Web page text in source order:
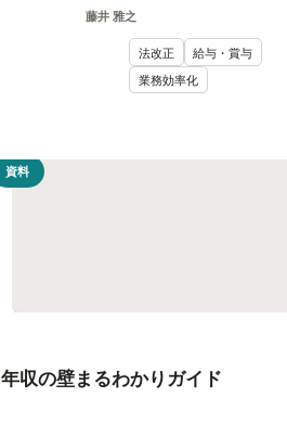
算とリスク管理
藤井 雅之
法改正
給与・賞与
業務効率化
資料
年収の壁まるわかりガイド